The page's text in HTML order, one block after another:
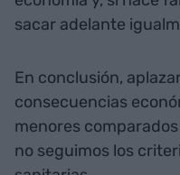
sacar adelante
En conclusión,
consecuencias
menores
no seguimos los